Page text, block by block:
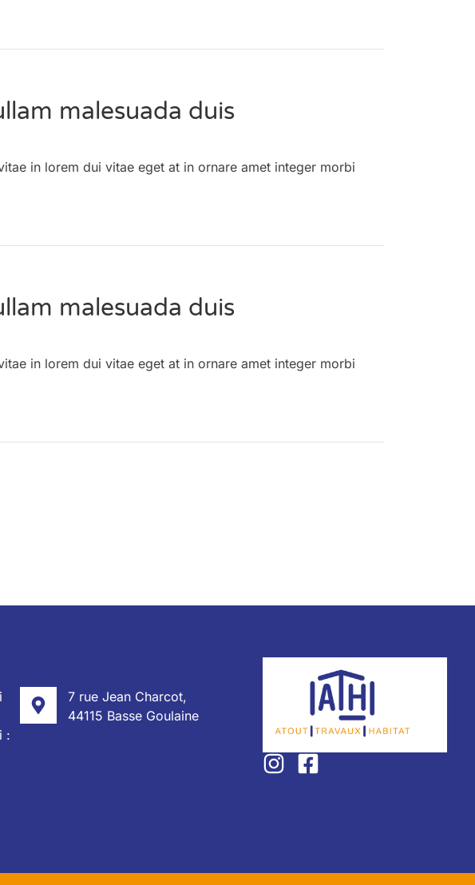
malesuada duis
in lorem dui vitae eget at in ornare amet integer morbi
malesuada duis
in lorem dui vitae eget at in ornare amet integer morbi
:
7 rue Jean Charcot,
44115 Basse Goulaine